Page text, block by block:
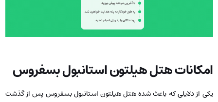
امکاناتهتل هیلتون استانبول بسفروس
یکی از دلایلی که باعث شده هتل هیلتون استانبول بسفروس پس از گذشت